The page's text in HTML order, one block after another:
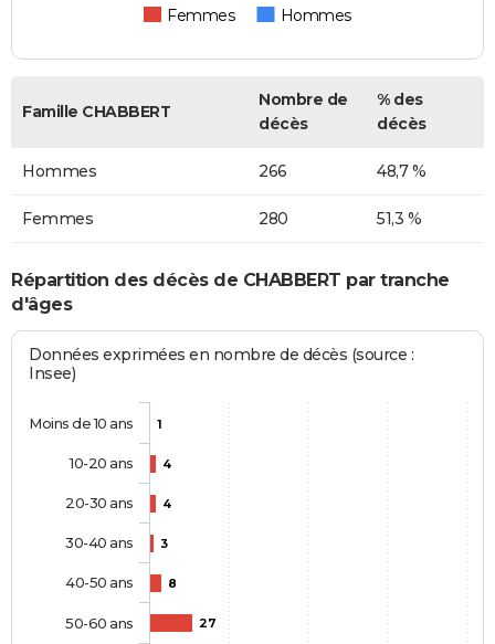
Femmes Hommes
Famille CHABBERT
Nombre de
décès
% des
décès
Hommes 266 48,7 %
Femmes 280 51,3 %
Répartition des décès de CHABBERT par tranche
d'âges
Données exprimées en nombre de décès (source :
Insee)
1
4
4
3
8
27
Moins de 10 ans
10-20 ans
20-30 ans
30-40 ans
40-50 ans
50-60 ans